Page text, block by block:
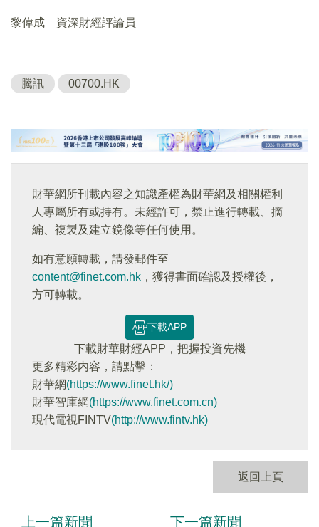
黎偉成 資深財經評論員
騰訊 00700.HK
財華網所刊載內容之知識產權為財華網及相關權利
人專屬所有或持有。未經許可，禁止進行轉載、摘
編、複製及建立鏡像等任何使用。
如有意願轉載，請發郵件至
content@finet.com.hk ，獲得書面確認及授權後，
方可轉載。
下載APP
下載財華財經APP，把握投資先機
更多精彩内容，請點擊：
財華網(https://www.finet.hk/)
財華智庫網(https://www.finet.com.cn)
現代電視FINTV(http://www.fintv.hk)
返回上頁
上一篇新聞 下一篇新聞